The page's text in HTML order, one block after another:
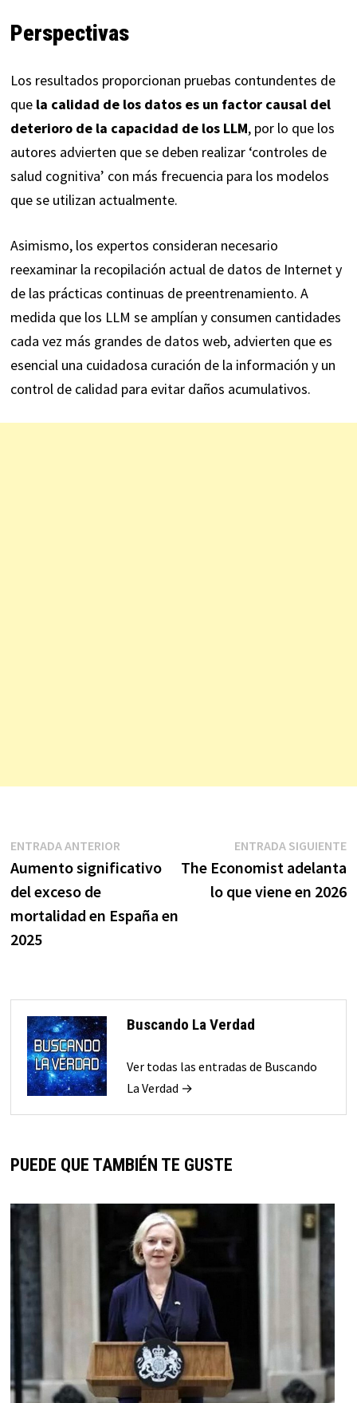
Perspectivas
Los resultados proporcionan pruebas contundentes de
que la calidad de los datos es un factor causal del
deterioro de la capacidad de los LLM, por lo que los
autores advierten que se deben realizar ‘controles de
salud cognitiva’ con más frecuencia para los modelos
que se utilizan actualmente.
Asimismo, los expertos consideran necesario
reexaminar la recopilación actual de datos de Internet y
de las prácticas continuas de preentrenamiento. A
medida que los LLM se amplían y consumen cantidades
cada vez más grandes de datos web, advierten que es
esencial una cuidadosa curación de la información y un
control de calidad para evitar daños acumulativos.
Navegación
de
entradas
ENTRADA ANTERIOREntrada
anterior:
Aumento significativo
del exceso de
mortalidad en España en
2025
ENTRADA SIGUIENTE
The Economist adelanta
lo que viene en 2026
Buscando La Verdad
Ver todas las entradas de Buscando
La Verdad →
PUEDE QUE TAMBIÉN TE GUSTE